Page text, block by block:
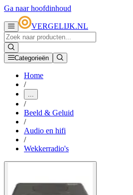
Ga naar hoofdinhoud
VERGELIJK.NL
Categorieën
Home
/
...
/
Beeld & Geluid
/
Audio en hifi
/
Wekkerradio's